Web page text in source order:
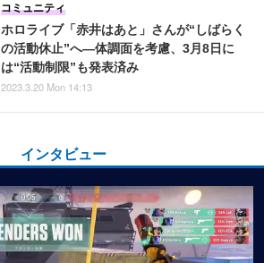
ホロライブ「赤井はあと」さんが“しばらく
の活動休止”へ―体調面を考慮、3月8日に
は“活動制限”も発表済み
コミュニティ
2023.3.20 Mon 14:13
インタビュー